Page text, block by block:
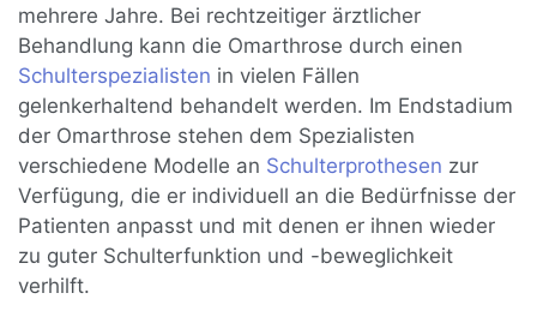
mehrere Jahre. Bei rechtzeitiger ärztlicher
Behandlung kann die Omarthrose durch einen
Schulterspezialisten in vielen Fällen
gelenkerhaltend behandelt werden. Im Endstadium
der Omarthrose stehen dem Spezialisten
verschiedene Modelle an Schulterprothesen zur
Verfügung, die er individuell an die Bedürfnisse der
Patienten anpasst und mit denen er ihnen wieder
zu guter Schulterfunktion und -beweglichkeit
verhilft.